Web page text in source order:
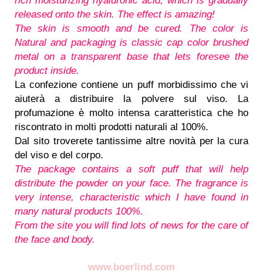
released onto the skin. The effect is amazing!
The skin is smooth and be cured. The color is
Natural and packaging is classic cap color brushed
metal on a transparent base that lets foresee the
product inside.
La confezione contiene un puff morbidissimo che vi
aiuterà a distribuire la polvere sul viso. La
profumazione è molto intensa caratteristica che ho
riscontrato in molti prodotti naturali al 100%.
Dal sito troverete tantissime altre novità per la cura
del viso e del corpo.
The package contains a soft puff that will help
distribute the powder on your face. The fragrance is
very intense, characteristic which I have found in
many natural products 100%.
From the site you will find lots of news for the care of
the face and body.
www.boerlind.com